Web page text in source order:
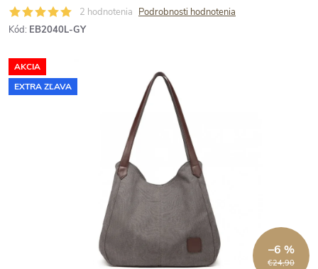
2 hodnotenia Podrobnosti hodnotenia
Kód: EB2040L-GY
AKCIA
EXTRA ZĽAVA
€24,90
–6 %